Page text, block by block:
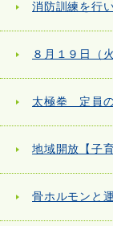
消防訓練を行
８月１９日（
太極拳 定員
地域開放【子
骨ホルモンと